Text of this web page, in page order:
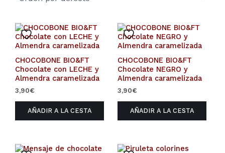
CHOCOBONE BIO&FT
Chocolate con LECHE y
Almendra caramelizada
3,90€
AÑADIR A LA CESTA
CHOCOBONE BIO&FT
Chocolate NEGRO y
Almendra caramelizada
3,90€
AÑADIR A LA CESTA